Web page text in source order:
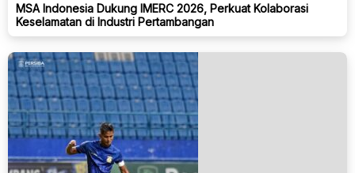
MSA Indonesia Dukung IMERC 2026, Perkuat Kolaborasi
Keselamatan di Industri Pertambangan